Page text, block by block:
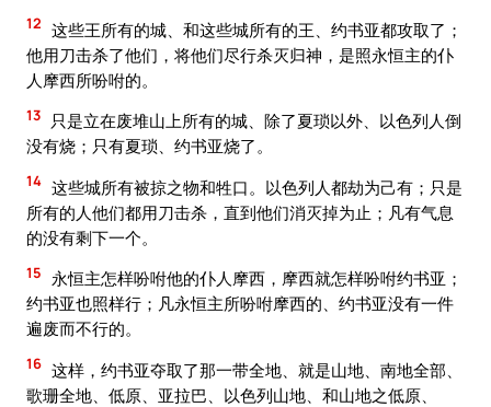
12 这些王所有的城、和这些城所有的王、约书亚都攻取了；
他用刀击杀了他们，将他们尽行杀灭归神，是照永恒主的仆
人摩西所吩咐的。
13
只是立在废堆山上所有的城、除了夏琐以外、以色列人倒
没有烧；只有夏琐、约书亚烧了。
14 这些城所有被掠之物和牲口。以色列人都劫为己有；只是
所有的人他们都用刀击杀，直到他们消灭掉为止；凡有气息
的没有剩下一个。
15
永恒主怎样吩咐他的仆人摩西，摩西就怎样吩咐约书亚；
约书亚也照样行；凡永恒主所吩咐摩西的、约书亚没有一件
遍废而不行的。
16 这样，约书亚夺取了那一带全地、就是山地、南地全部、
歌珊全地、低原、亚拉巴、以色列山地、和山地之低原、